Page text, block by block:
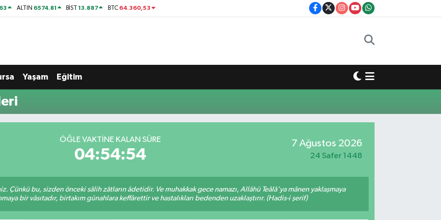
ALTIN 6574.81 BİST13.887 BTC 64.360,53
Yaşam Eğitim
ÖĞLE VAKTINE KALAN SÜRE
04:54:53
7 Ağustos 2026
24 Safer 1448
Çünkü bu, sizden önceki sâlih zâtların âdetidir. Ve muhakkak gece namazı, Allâhü Teâlâ'ya mânen yaklaşmaya
bir vâsıtadır, birtakım günahlara keffârettir ve hastalıkları bedenden uzaklaştırır. (Hadis-i şerif)